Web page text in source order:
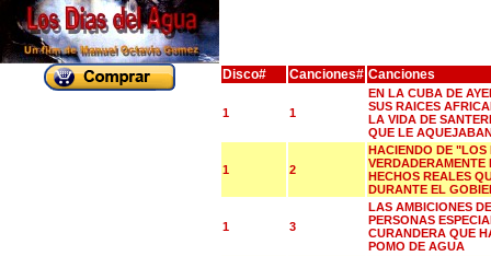
Disco# Canciones# Canciones
1 1
EN LA CUBA DE
SUS RAICES
LA VIDA DE
QUE LE
1 2
HACIENDO DE
VERDADERAMENTE
HECHOS REALES
DURANTE EL
1 3
LAS AMBICIONES
PERSONAS
CURANDERA QUE
POMO DE AGUA